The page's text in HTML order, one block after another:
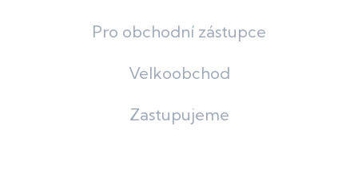
Pro obchodní zástupce
Velkoobchod
Zastupujeme